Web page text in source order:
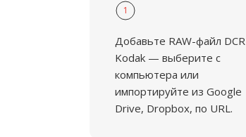
1
Добавьте RAW-файл DCR
Kodak — выберите с
компьютера или
импортируйте из Google
Drive, Dropbox, по URL.